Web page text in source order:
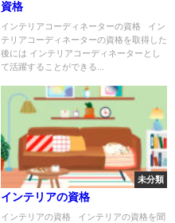
資格
インテリアコーディネーターの資格 イン
テリアコーディネーターの資格を取得した
後には インテリアコーディネーターとし
て活躍することができる...
未分類
インテリアの資格
インテリアの資格 インテリアの資格を聞